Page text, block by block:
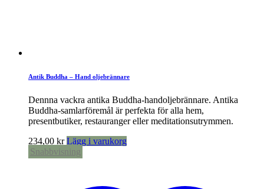
Antik Buddha – Hand oljebrännare
Dennna vackra antika Buddha-handoljebrännare. Antika
Buddha-samlarföremål är perfekta för alla hem,
presentbutiker, restauranger eller meditationsutrymmen.
234,00 kr Lägg i varukorg
Snabbvisning